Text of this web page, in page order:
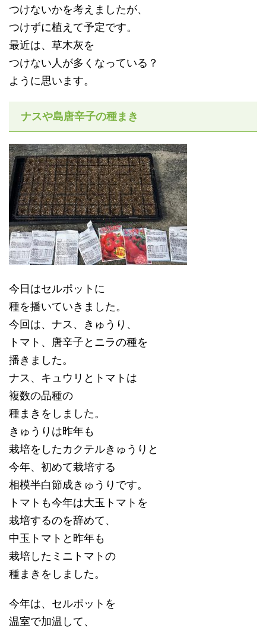
つけないかを考えましたが、
つけずに植えて予定です。
最近は、草木灰を
つけない人が多くなっている？
ように思います。
ナスや島唐辛子の種まき
今日はセルポットに
種を播いていきました。
今回は、ナス、きゅうり、
トマト、唐辛子とニラの種を
播きました。
ナス、キュウリとトマトは
複数の品種の
種まきをしました。
きゅうりは昨年も
栽培をしたカクテルきゅうりと
今年、初めて栽培する
相模半白節成きゅうりです。
トマトも今年は大玉トマトを
栽培するのを辞めて、
中玉トマトと昨年も
栽培したミニトマトの
種まきをしました。
今年は、セルポットを
温室で加温して、